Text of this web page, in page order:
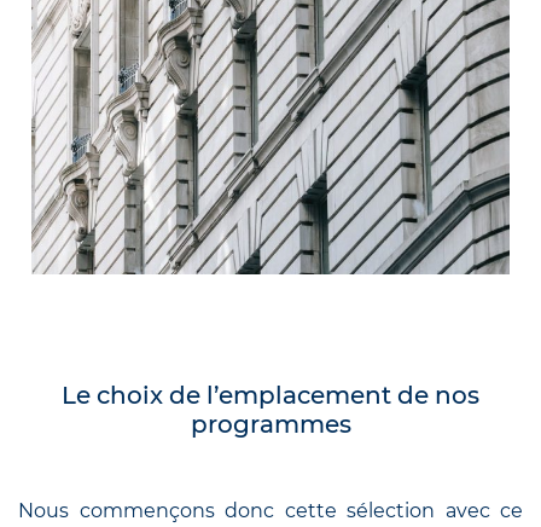
Le choix de l’emplacement de nos
programmes
Nous commençons donc cette sélection avec ce